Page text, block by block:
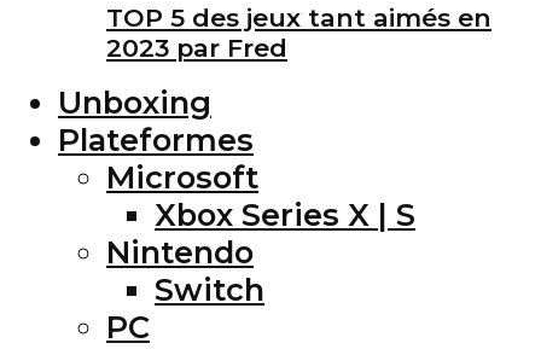
TOP 5 des jeux tant aimés en
2023 par Fred
Unboxing
Plateformes
Microsoft
Xbox Series X | S
Nintendo
Switch
PC